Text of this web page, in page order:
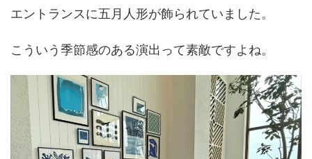
エントランスに五月人形が飾られていました。
こういう季節感のある演出って素敵ですよね。